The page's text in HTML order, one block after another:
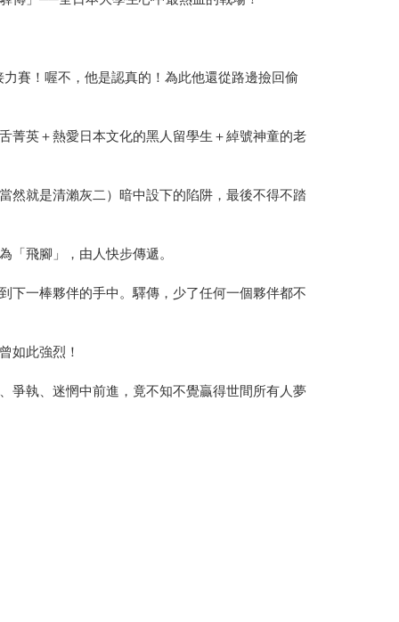
賽！喔不，他是認真的！為此他還從路邊撿回偷
菁英＋熱愛日本文化的黑人留學生＋綽號神童的老
然就是清瀨灰二）暗中設下的陷阱，最後不得不踏
「飛腳」，由人快步傳遞。
下一棒夥伴的手中。驛傳，少了任何一個夥伴都不
如此強烈！
爭執、迷惘中前進，竟不知不覺贏得世間所有人夢